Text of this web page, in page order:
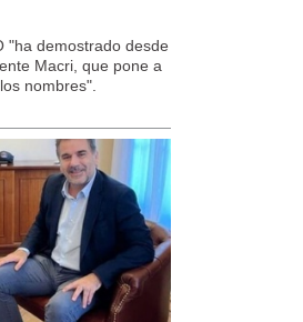
"ha demostrado desde
Macri, que pone a
nombres".